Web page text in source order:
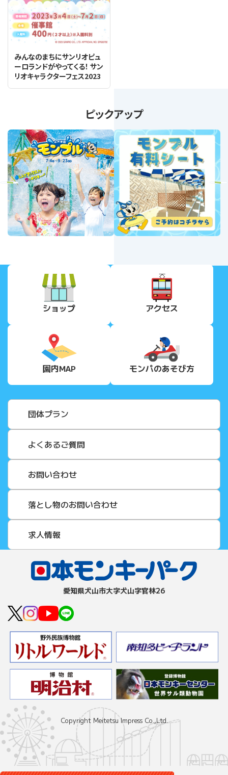
みんなのまちにサンリオピュ
ーロランドがやってくる！ サン
リオキャラクターフェス2023
ピックアップ
Next
ショップ アクセス
園内MAP モンパのあそび方
団体プラン
よくあるご質問
お問い合わせ
落とし物のお問い合わせ
求人情報
愛知県⽝⼭市⼤字⽝⼭字官林26
Copyright Meitetsu Impress Co.,Ltd.